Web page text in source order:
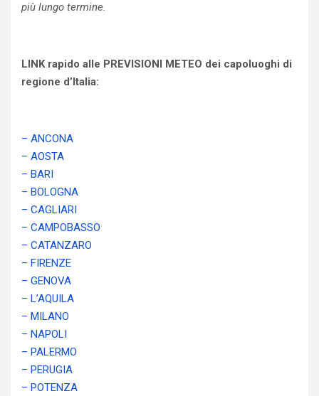
più lungo termine.
LINK rapido alle PREVISIONI METEO dei capoluoghi di
regione d’Italia:
– ANCONA
– AOSTA
– BARI
– BOLOGNA
– CAGLIARI
– CAMPOBASSO
– CATANZARO
– FIRENZE
– GENOVA
– L’AQUILA
– MILANO
– NAPOLI
– PALERMO
– PERUGIA
– POTENZA